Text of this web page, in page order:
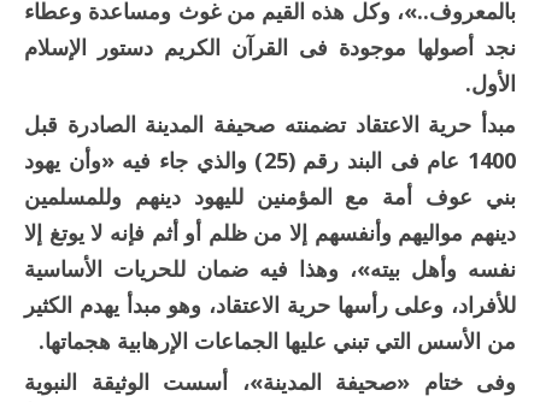
بالمعروف..»، وكل هذه القيم من غوث ومساعدة وعطاء
نجد أصولها موجودة فى القرآن الكريم دستور الإسلام
الأول.
مبدأ حرية الاعتقاد تضمنته صحيفة المدينة الصادرة قبل
1400 عام فى البند رقم (25) والذي جاء فيه «وأن يهود
بني عوف أمة مع المؤمنين لليهود دينهم وللمسلمين
دينهم مواليهم وأنفسهم إلا من ظلم أو أثم فإنه لا يوتغ إلا
نفسه وأهل بيته»، وهذا فيه ضمان للحريات الأساسية
للأفراد، وعلى رأسها حرية الاعتقاد، وهو مبدأ يهدم الكثير
من الأسس التي تبني عليها الجماعات الإرهابية هجماتها.
وفى ختام «صحيفة المدينة»، أسست الوثيقة النبوية